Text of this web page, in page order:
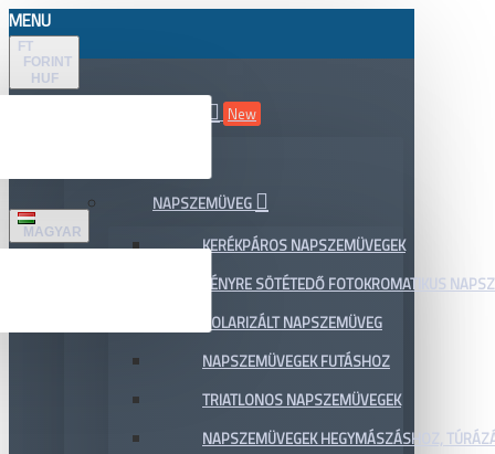
MENU
FT
FORINT
HUF
MAGYAR
New
NAPSZEMÜVEG
KERÉKPÁROS NAPSZEMÜVEGEK
FÉNYRE SÖTÉTEDŐ FOTOKROMATIKUS
POLARIZÁLT NAPSZEMÜVEG
NAPSZEMÜVEGEK FUTÁSHOZ
TRIATLONOS NAPSZEMÜVEGEK
NAPSZEMÜVEGEK HEGYMÁSZÁSHOZ,